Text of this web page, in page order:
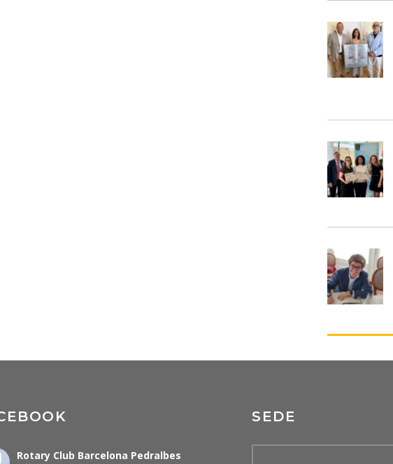
Rotary Club Barcelona Pedralbes
SEDE